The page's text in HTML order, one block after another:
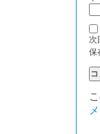
次
保